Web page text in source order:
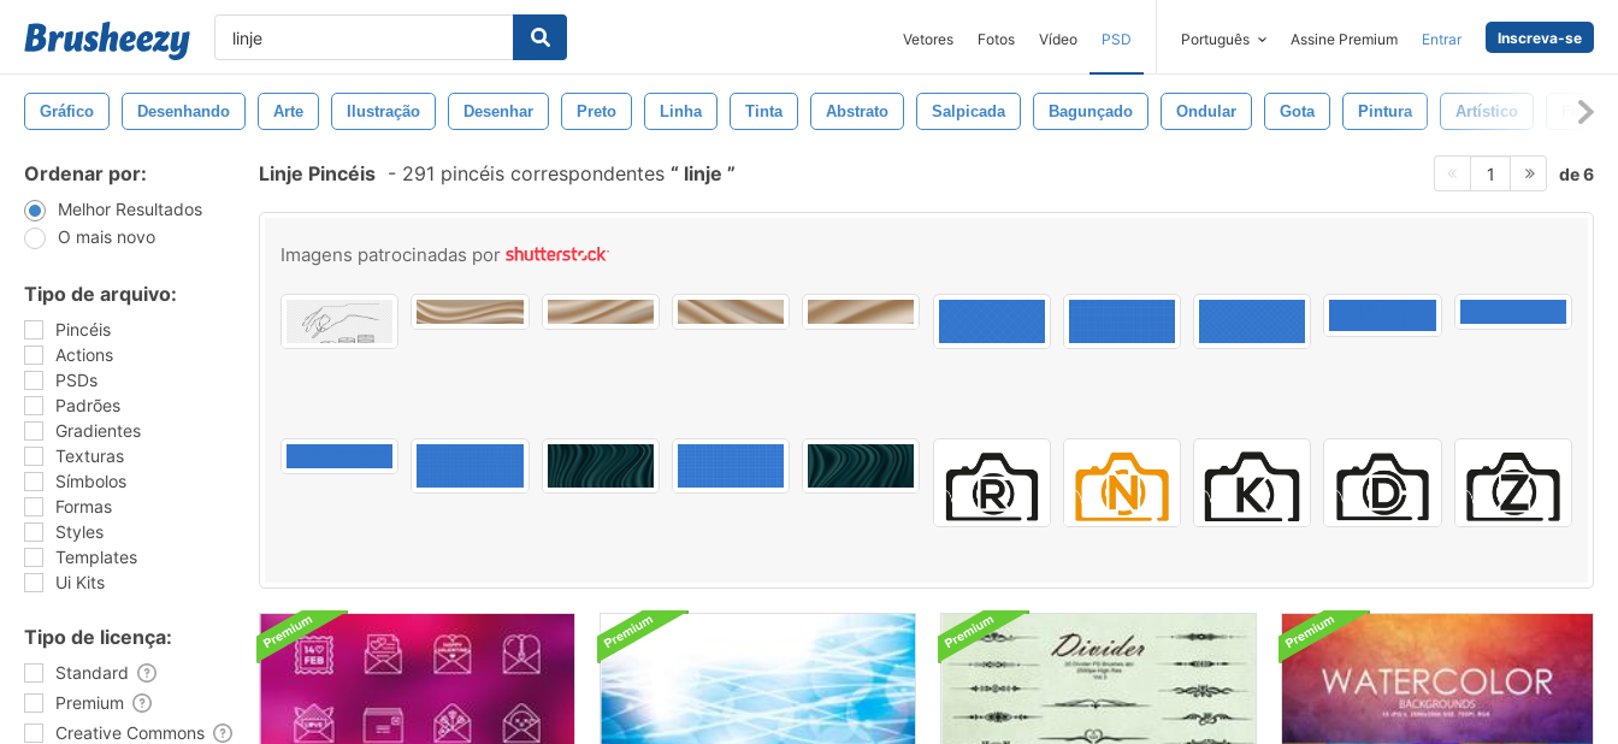
Vetores Fotos Vídeo PSD Português Assine Premium Entrar Inscreva-se
Gráfico Desenhando Arte Ilustração Desenhar Preto Linha Tinta Abstrato Salpicada Bagunçado Ondular Gota Pintura Artístico Forma
Ordenar por:
Melhor Resultados
O mais novo
Tipo de arquivo:
Pincéis
Actions
PSDs
Padrões
Gradientes
Texturas
Símbolos
Formas
Styles
Templates
Ui Kits
Tipo de licença:
Standard
Premium
Creative Commons
Linje Pincéis - 291 pincéis correspondentes linje 1 de 6
Imagens patrocinadas por